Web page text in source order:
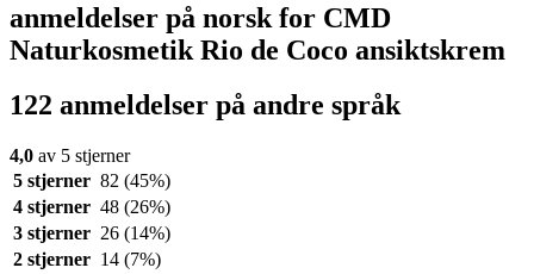
anmeldelser på norsk for CMD
Naturkosmetik Rio de Coco ansiktskrem
122 anmeldelser på andre språk
4,0 av 5 stjerner
5 stjerner 82 (45%)
4 stjerner 48 (26%)
3 stjerner 26 (14%)
2 stjerner 14 (7%)